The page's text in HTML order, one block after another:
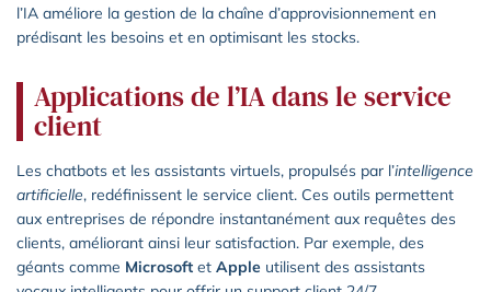
l’IA améliore la gestion de la chaîne d’approvisionnement en
prédisant les besoins et en optimisant les stocks.
Applications de l’IA dans le service
client
Les chatbots et les assistants virtuels, propulsés par l’intelligence
artificielle, redéfinissent le service client. Ces outils permettent
aux entreprises de répondre instantanément aux requêtes des
clients, améliorant ainsi leur satisfaction. Par exemple, des
géants comme Microsoft et Apple utilisent des assistants